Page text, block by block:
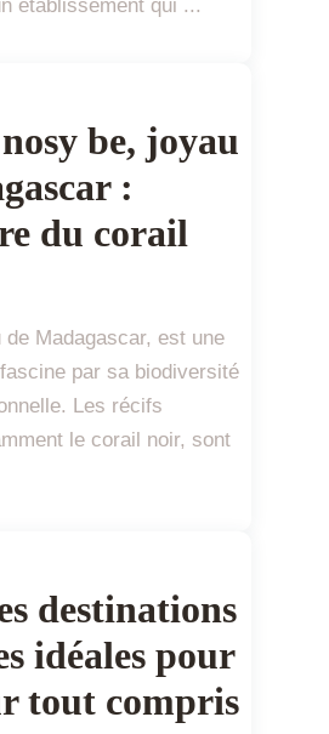
établissement qui ...
be, joyau
:
du corail
Madagascar, est une
par sa biodiversité
Les récifs
le corail noir, sont
destinations
idéales pour
tout compris